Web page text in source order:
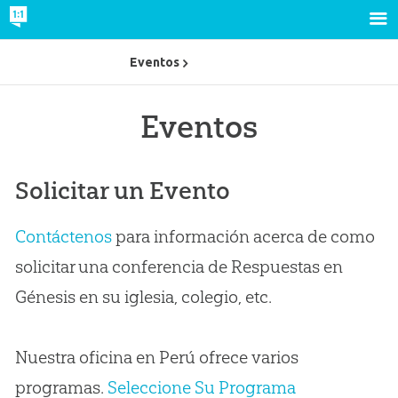
Eventos
Solicitar un Evento
Contáctenospara información acerca de como
solicitar una conferencia de Respuestas en
Génesis en su iglesia, colegio, etc.
Nuestra oficina en Perú ofrece varios
programas. Seleccione Su Programa
Eventos